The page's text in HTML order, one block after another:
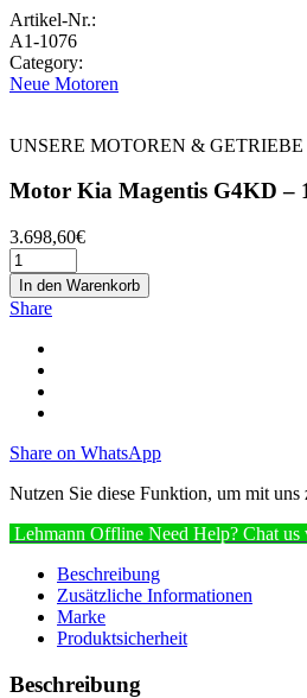
Artikel-Nr.:
A1-1076
Category:
Neue Motoren
UNSERE MOTOREN &
Motor Kia Magentis G4KD –
3.698,60€
In den Warenkorb
Share
Share on WhatsApp
Nutzen Sie diese Funktion, um mit uns
Lehmann Offline Need Help? Chat us
Beschreibung
Zusätzliche Informationen
Marke
Produktsicherheit
Beschreibung